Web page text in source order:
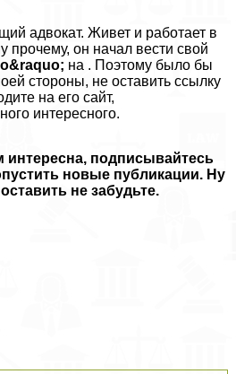
адвокат. Живет и работает в
прочему, он начал вести свой
на . Поэтому было бы
стороны, не оставить ссылку
на его сайт,
интересного.
интересна, подписывайтесь
новые публикации. Ну
не забудьте.